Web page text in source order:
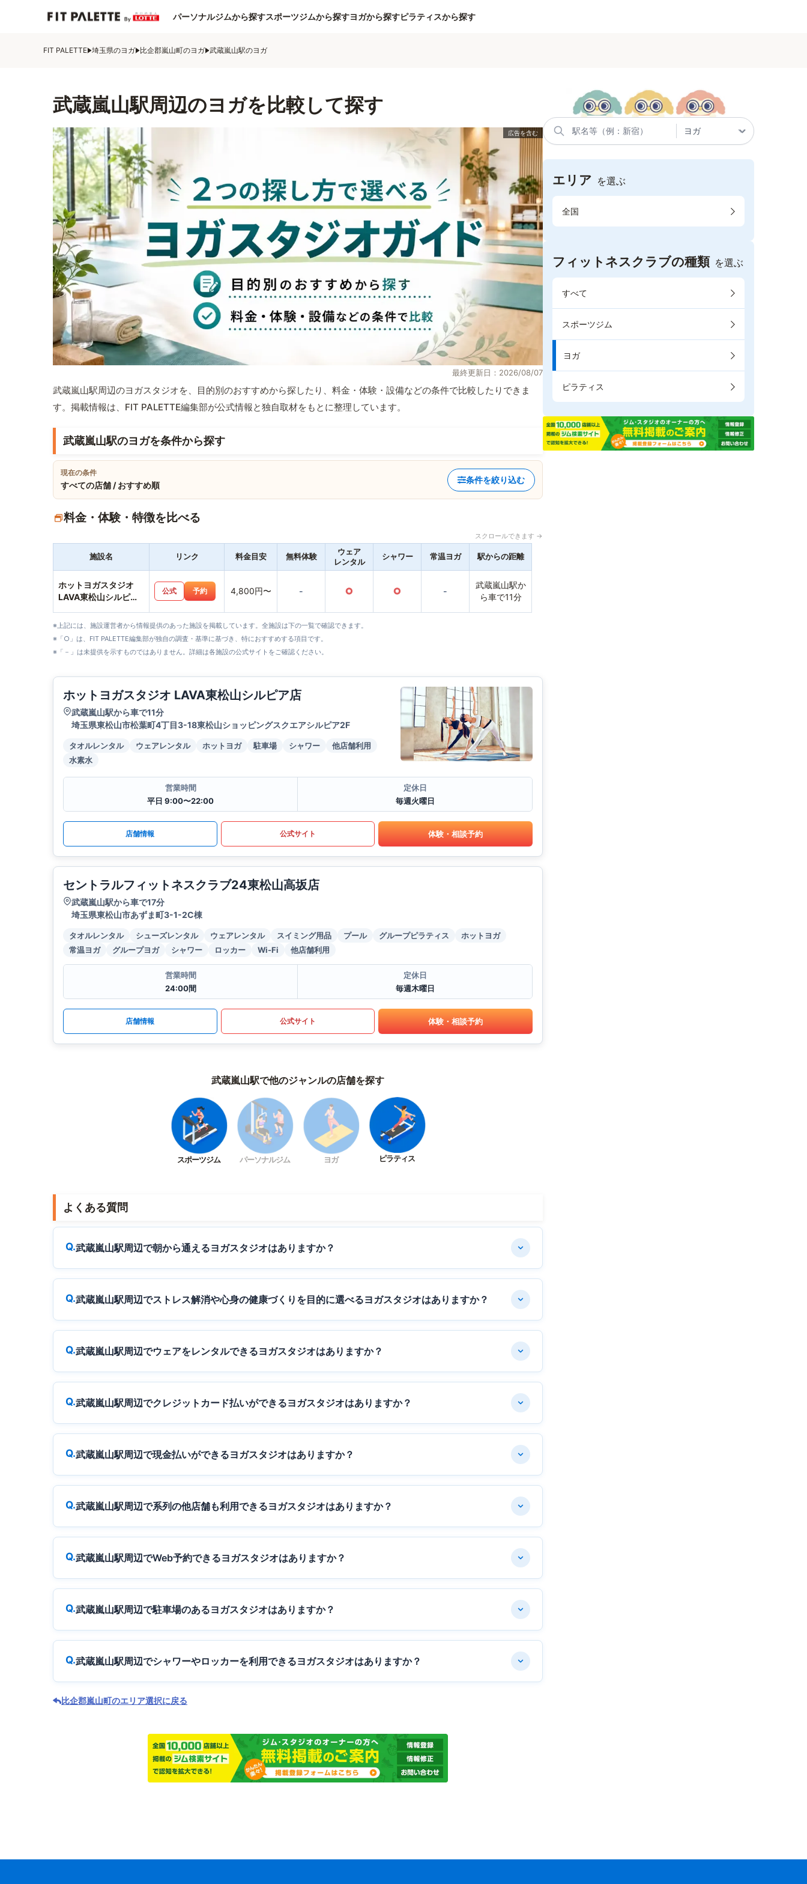
パーソナルジムから探すスポーツジムから探すヨガから探すピラティスから探す
FIT PALETTE 埼玉県のヨガ 比企郡嵐山町のヨガ 武蔵嵐山駅のヨガ
武蔵嵐山駅周辺のヨガを比較して探す
最終更新日：2026/08/07
武蔵嵐山駅周辺のヨガスタジオを、目的別のおすすめから探したり、料金・体験・設備などの条件で比較したりできま
す。掲載情報は、FIT PALETTE編集部が公式情報と独自取材をもとに整理しています。
武蔵嵐山駅のヨガを条件から探す
現在の条件
すべての店舗 / おすすめ順
条件を絞り込む
料金・体験・特徴を比べる
スクロールできます →
施設名 リンク 料金目安 無料体験
ウェア
レンタル
シャワー 常温ヨガ 駅からの距離
ホットヨガスタジオ
LAVA東松山シルピア
公式 予約 4,800円〜 - ○ ○ -
武蔵嵐山駅か
ら車で11分
※上記には、施設運営者から情報提供のあった施設を掲載しています。全施設は下の一覧で確認できます。
※「○」は、FIT PALETTE編集部が独自の調査・基準に基づき、特におすすめする項目です。
※「－」は未提供を示すものではありません。詳細は各施設の公式サイトをご確認ください。
ホットヨガスタジオ LAVA東松山シルピア店
武蔵嵐山駅から車で11分
埼玉県東松山市松葉町4丁目3-18東松山ショッピングスクエアシルピア2F
タオルレンタル ウェアレンタル ホットヨガ 駐車場 シャワー
他店舗利用
水素水
営業時間
平日 9:00〜22:00
定休日
毎週火曜日
店舗情報 公式サイト 体験・相談予約
セントラルフィットネスクラブ24東松山高坂店
武蔵嵐山駅から車で17分
埼玉県東松山市あずま町3-1-2C棟
タオルレンタル シューズレンタル ウェアレンタル スイミング用品 プール グループピラティス
ホットヨガ
常温ヨガ
グループヨガ シャワー ロッカー Wi-Fi 他店舗利用
営業時間
24:00間
定休日
毎週木曜日
店舗情報 公式サイト 体験・相談予約
武蔵嵐山駅で他のジャンルの店舗を探す
スポーツジム パーソナルジム ヨガ ピラティス
よくある質問
武蔵嵐山駅周辺で朝から通えるヨガスタジオはありますか？
武蔵嵐山駅周辺でストレス解消や心身の健康づくりを目的に選べるヨガスタジオはありますか？
武蔵嵐山駅周辺でウェアをレンタルできるヨガスタジオはありますか？
武蔵嵐山駅周辺でクレジットカード払いができるヨガスタジオはありますか？
武蔵嵐山駅周辺で現金払いができるヨガスタジオはありますか？
武蔵嵐山駅周辺で系列の他店舗も利用できるヨガスタジオはありますか？
武蔵嵐山駅周辺でWeb予約できるヨガスタジオはありますか？
武蔵嵐山駅周辺で駐車場のあるヨガスタジオはありますか？
武蔵嵐山駅周辺でシャワーやロッカーを利用できるヨガスタジオはありますか？
比企郡嵐山町のエリア選択に戻る
エリア を選ぶ
全国
フィットネスクラブの種類 を選ぶ
すべて
スポーツジム
ヨガ
ピラティス